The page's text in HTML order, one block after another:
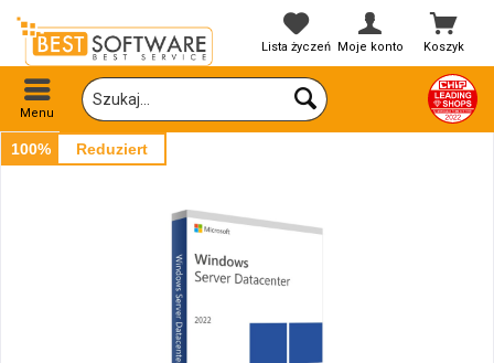
Koszyk
Lista życzeń Moje konto
Menu
100% Reduziert